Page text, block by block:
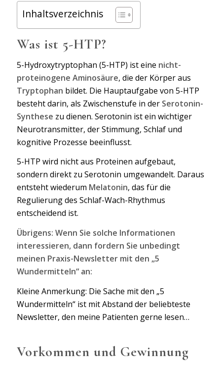
Inhaltsverzeichnis
Was ist 5-HTP?
5-Hydroxytryptophan (5-HTP) ist eine nicht-
proteinogene Aminosäure, die der Körper aus
Tryptophan bildet. Die Hauptaufgabe von 5-HTP
besteht darin, als Zwischenstufe in der Serotonin-
Synthese zu dienen. Serotonin ist ein wichtiger
Neurotransmitter, der Stimmung, Schlaf und
kognitive Prozesse beeinflusst.
5-HTP wird nicht aus Proteinen aufgebaut,
sondern direkt zu Serotonin umgewandelt. Daraus
entsteht wiederum Melatonin, das für die
Regulierung des Schlaf-Wach-Rhythmus
entscheidend ist.
Übrigens: Wenn Sie solche Informationen
interessieren, dann fordern Sie unbedingt
meinen Praxis-Newsletter mit den „5
Wundermitteln“ an:
Kleine Anmerkung: Die Sache mit den „5
Wundermitteln“ ist mit Abstand der beliebteste
Newsletter, den meine Patienten gerne lesen…
Vorkommen und Gewinnung